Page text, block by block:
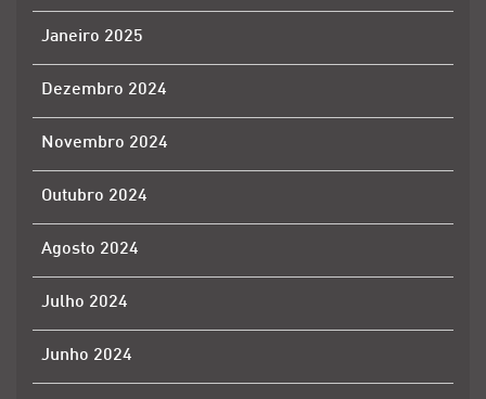
Janeiro 2025
Dezembro 2024
Novembro 2024
Outubro 2024
Agosto 2024
Julho 2024
Junho 2024